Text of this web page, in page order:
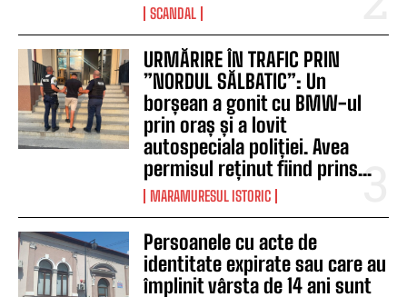
SCANDAL
URMĂRIRE ÎN TRAFIC PRIN
”NORDUL SĂLBATIC”: Un
borșean a gonit cu BMW-ul
prin oraș și a lovit
autospeciala poliției. Avea
permisul reținut fiind prins...
MARAMURESUL ISTORIC
Persoanele cu acte de
identitate expirate sau care au
împlinit vârsta de 14 ani sunt